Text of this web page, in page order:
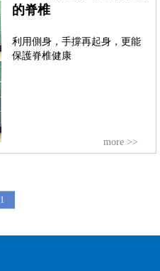
的脊椎
利用側身，手撐再起身，更能
保護脊椎健康
more >>
1